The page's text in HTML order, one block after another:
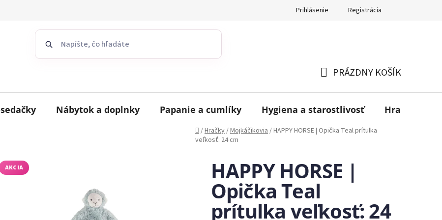
Prihlásenie Registrácia
KOŠÍK
PRÁZDNY KOŠÍK
Nábytok a doplnky Papanie a cumlíky Hygiena a starostlivosť Hračky
Domov
/Hračky/Mojkáčikovia/HAPPY HORSE | Opička Teal prítulka
veľkosť: 24 cm
HAPPY HORSE |
Opička Teal
prítulka veľkosť: 24
AKCIA